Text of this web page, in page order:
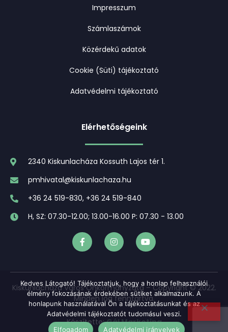
Impresszum
Számlaszámok
Közérdekű adatok
Cookie (Süti) tájékoztató
Adatvédelmi tájékoztató
Elérhetőségeink
2340 Kiskunlacháza Kossuth Lajos tér 1.
pmhivatal@kiskunlachaza.hu
+36 24 519-830, +36 24 519-840
H, SZ: 07.30-12.00; 13.00-16.00 P: 07.30 - 13.00
Kiskunlacháza Város Önkormányzata – Copyright © 2022.
Minden jog fenntartva.
Készítette:Gál Marketing
Kedves Látogató! Tájékoztatjuk, hogy a honlap felhasználói
élmény fokozásának érdekében sütiket alkalmazunk. A
honlapunk használatával Ön a tájékoztatásunkat és az
Adatvédelmi tájékoztatót tudomásul veszi.
Elfogadom
Adatvédelmi irányelvek